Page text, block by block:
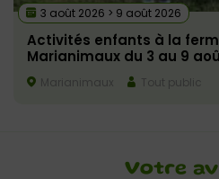
3 août 2026 > 9 août 2026
Activités enfants à la
Marianimaux du 3 au 9
Marianimaux Tout public
Votre